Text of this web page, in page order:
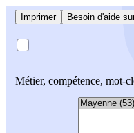
Imprimer Besoin d'aide
Métier, compétence, mot-